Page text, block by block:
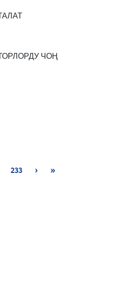
ЧОҢ
233 › »